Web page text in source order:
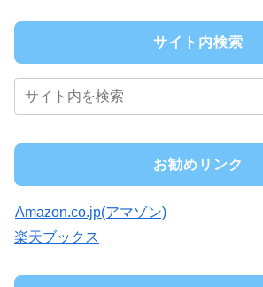
サイト内検索
お勧めリンク
Amazon.co.jp(アマゾン)
楽天ブックス